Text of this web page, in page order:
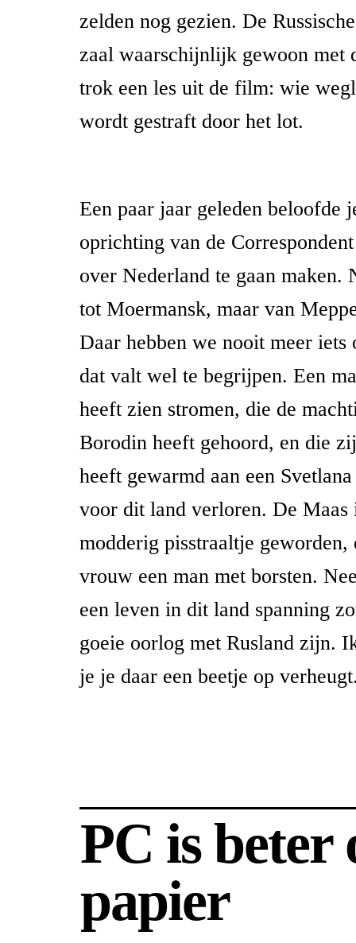
zelden nog gezien. De
zaal waarschijnlijk gewoon met
trok een les uit de film: wie
wordt gestraft door het lot.
Een paar jaar geleden beloofde
oprichting van de
over Nederland te gaan maken.
tot Moermansk, maar van
Daar hebben we nooit meer iets
dat valt wel te begrijpen. Een
heeft zien stromen, die de
Borodin heeft gehoord, en die
heeft gewarmd aan een
voor dit land verloren. De Maas
modderig pisstraaltje geworden,
vrouw een man met borsten.
een leven in dit land spanning
goeie oorlog met Rusland zijn.
je je daar een beetje op
PC is beter
papier